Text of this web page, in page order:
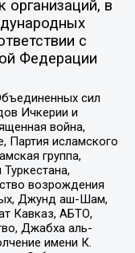
в
с
Федерации
сил
Ичкерии и
война,
Партия исламского
группа,
возрождения
Джунд аш-Шам,
Кавказ, АБТО,
Джабха аль-
имени К.